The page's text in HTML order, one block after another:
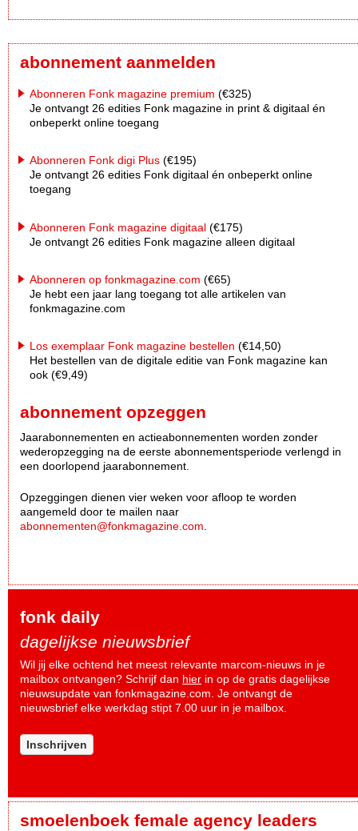
abonnement aanmelden
Abonneren Fonk magazine premium (€325)
Je ontvangt 26 edities Fonk magazine in print & digitaal én
onbeperkt online toegang
Abonneren Fonk digi Plus (€195)
Je ontvangt 26 edities Fonk digitaal én onbeperkt online
toegang
Abonneren Fonk magazine digitaal (€175)
Je ontvangt 26 edities Fonk magazine alleen digitaal
Abonneren op fonkmagazine.com (€65)
Je hebt een jaar lang toegang tot alle artikelen van
fonkmagazine.com
Los exemplaar Fonk magazine bestellen (€14,50)
Het bestellen van de digitale editie van Fonk magazine kan
ook (€9,49)
abonnement opzeggen
Jaarabonnementen en actieabonnementen worden zonder
wederopzegging na de eerste abonnementsperiode verlengd in
een doorlopend jaarabonnement.
Opzeggingen dienen vier weken voor afloop te worden
aangemeld door te mailen naar
abonnementen@fonkmagazine.com
fonk daily
dagelijkse nieuwsbrief
Wil jij elke ochtend het meest relevante marcom-nieuws in je
mailbox ontvangen? Schrijf dan hier in op de gratis dagelijkse
nieuwsupdate van fonkmagazine.com. Je ontvangt de
nieuwsbrief elke werkdag stipt 7.00 uur in je mailbox.
Inschrijven
smoelenboek female agency leaders